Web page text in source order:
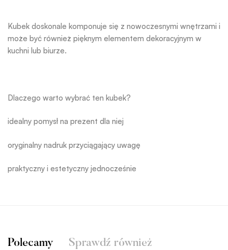
Kubek doskonale komponuje się z nowoczesnymi wnętrzami i
może być również pięknym elementem dekoracyjnym w
kuchni lub biurze.
Dlaczego warto wybrać ten kubek?
idealny pomysł na prezent dla niej
oryginalny nadruk przyciągający uwagę
praktyczny i estetyczny jednocześnie
Polecamy Sprawdź również